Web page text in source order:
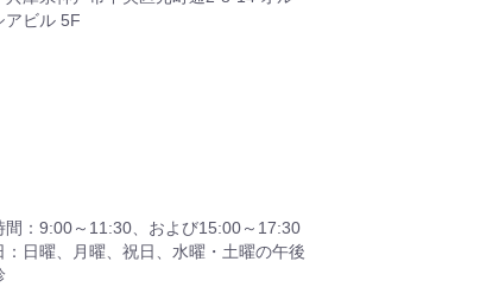
アビル 5F
間：9:00～11:30、および15:00～17:30
：日曜、月曜、祝日、水曜・土曜の午後